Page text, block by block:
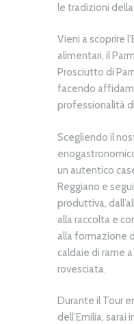
le tradizioni
Vieni a scoprire
alimentari, il
Prosciutto di
facendo
professionalità
Scegliendo il
un autentico
Reggiano e
produttiva,
alla raccolta e
alla formazione
caldaie di rame
rovesciata.
Durante il Tour
dell’Emilia, sarai